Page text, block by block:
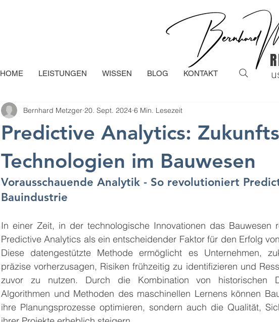
HOME LEISTUNGEN WISSEN BLOG KONTAKT
Predictive Analytics:
Technologien im Bauwesen
Bernhard Metzger 20. Sept. 2024 6 Min. Lesezeit
Vorausschauende Analytik - So revolutioniert
Bauindustrie
In einer Zeit, in der technologische Innovationen das Bauwesen
Predictive Analytics als ein entscheidender Faktor für den Erfolg
Diese datengestützte Methode ermöglicht es Unternehmen,
präzise vorherzusagen, Risiken frühzeitig zu identifizieren und
zuvor zu nutzen. Durch die Kombination von historischen
Algorithmen und Methoden des maschinellen Lernens können
ihre Planungsprozesse optimieren, sondern auch die Qualität,